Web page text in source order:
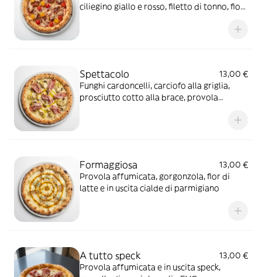
ciliegino giallo e rosso, filetto di tonno, fior
Spettacolo
13,00 €
Funghi cardoncelli, carciofo alla griglia,
prosciutto cotto alla brace, provola
Formaggiosa
13,00 €
Provola affumicata, gorgonzola, fior di
latte e in uscita cialde di parmigiano
A tutto speck
13,00 €
Provola affumicata e in uscita speck,